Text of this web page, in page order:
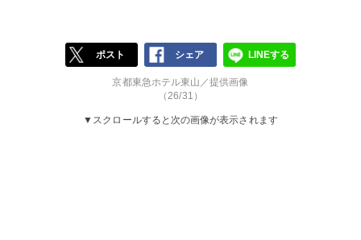
ポスト シェア LINEする
京都東急ホテル東山／提供画像
（26/31）
▼スクロールすると次の画像が表示されます